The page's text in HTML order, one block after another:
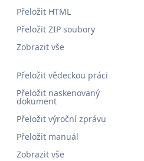
Přeložit vědeckou práci
Přeložit naskenovaný
dokument
Přeložit výroční zprávu
Přeložit manuál
Zobrazit vše
Přeložit HTML
Přeložit ZIP soubory
Zobrazit vše